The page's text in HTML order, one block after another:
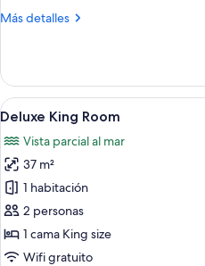
Más detalles
Más
Suite
Ocean
View
Ver
todas
las
fotos
de
Deluxe
King
Room
4
Deluxe King Room
Vista parcial al mar
37 m²
1 habitación
2 personas
1 cama King size
Wifi gratuito